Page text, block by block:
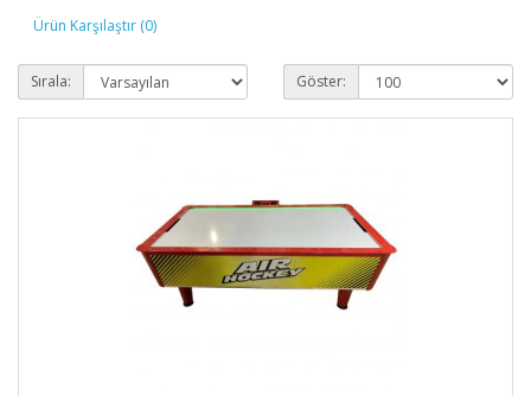
Ürün Karşılaştır (0)
Sırala: Göster: